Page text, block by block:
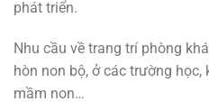
phát triển.
Nhu cầu về trang trí phòng
hòn non bộ, ở các trường
mầm non…